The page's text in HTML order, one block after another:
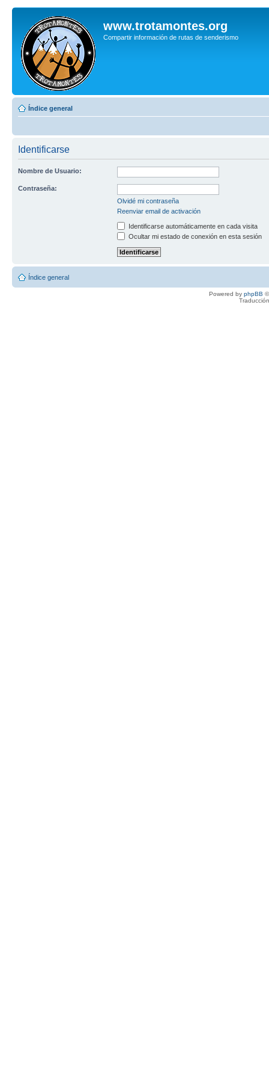
www.trotamontes.org
Compartir información de rutas de senderismo
Índice general
Identificarse
Nombre de Usuario:
Contraseña:
Olvidé mi contraseña
Reenviar email de activación
Identificarse automáticamente en cada visita
Ocultar mi estado de conexión en esta sesión
Índice general
Powered by phpBB